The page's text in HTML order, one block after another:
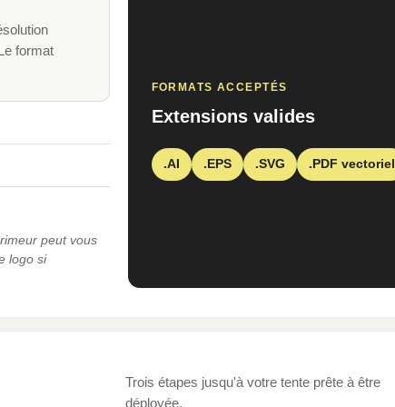
format
peut vous
logo si
FORMATS ACCEPTÉS
Extensions valides
.AI .EPS .SVG .PDF vectoriel
Trois étapes jusqu'à votre tente prête à être
déployée.